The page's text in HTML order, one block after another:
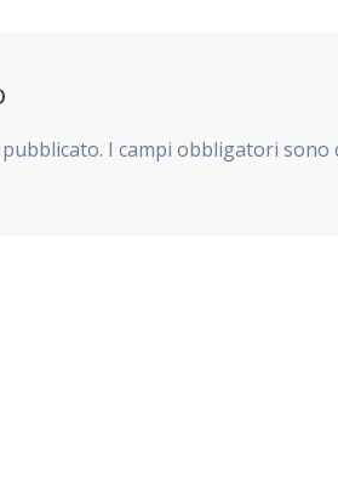
I campi obbligatori